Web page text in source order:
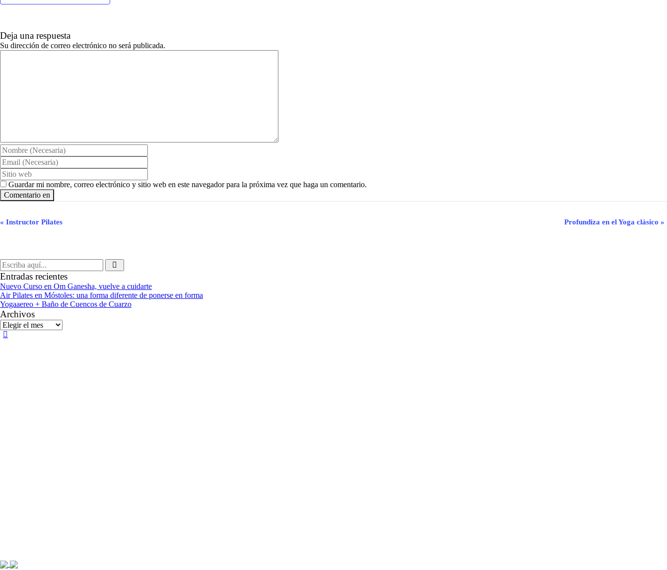
Deja una respuesta
Su dirección de correo electrónico no será publicada.
Guardar mi nombre, correo electrónico y sitio web en este navegador para la próxima vez que haga un comentario.
Navegación
« Instructor Pilates Profundiza en el Yoga clásico »
Entradas recientes
Nuevo Curso en Om Ganesha, vuelve a cuidarte
Air Pilates en Móstoles: una forma diferente de ponerse en forma
Yogaaereo + Baño de Cuencos de Cuarzo
Archivos
Archivos